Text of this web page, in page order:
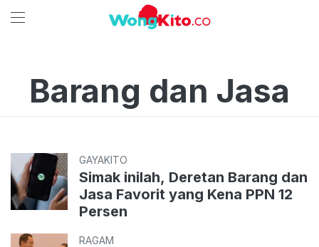
Barang dan Jasa
GAYAKITO
Simak inilah, Deretan Barang dan
Jasa Favorit yang Kena PPN 12
Persen
RAGAM